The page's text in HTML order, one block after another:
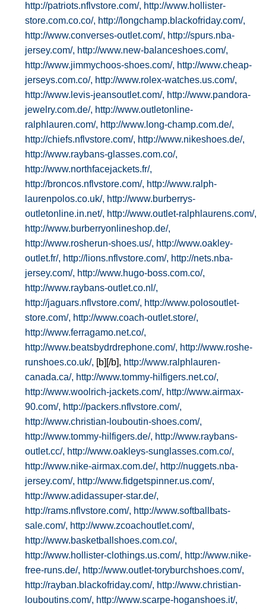
http://patriots.nflvstore.com/, http://www.hollister-
store.com.co.co/, http://longchamp.blackofriday.com/,
http://www.converses-outlet.com/, http://spurs.nba-
jersey.com/, http://www.new-balanceshoes.com/,
http://www.jimmychoos-shoes.com/, http://www.cheap-
jerseys.com.co/, http://www.rolex-watches.us.com/,
http://www.levis-jeansoutlet.com/, http://www.pandora-
jewelry.com.de/, http://www.outletonline-
ralphlauren.com/, http://www.long-champ.com.de/,
http://chiefs.nflvstore.com/, http://www.nikeshoes.de/,
http://www.raybans-glasses.com.co/,
http://www.northfacejackets.fr/,
http://broncos.nflvstore.com/, http://www.ralph-
laurenpolos.co.uk/, http://www.burberrys-
outletonline.in.net/, http://www.outlet-ralphlaurens.com/,
http://www.burberryonlineshop.de/,
http://www.rosherun-shoes.us/, http://www.oakley-
outlet.fr/, http://lions.nflvstore.com/, http://nets.nba-
jersey.com/, http://www.hugo-boss.com.co/,
http://www.raybans-outlet.co.nl/,
http://jaguars.nflvstore.com/, http://www.polosoutlet-
store.com/, http://www.coach-outlet.store/,
http://www.ferragamo.net.co/,
http://www.beatsbydrdrephone.com/, http://www.roshe-
runshoes.co.uk/, [b][/b], http://www.ralphlauren-
canada.ca/, http://www.tommy-hilfigers.net.co/,
http://www.woolrich-jackets.com/, http://www.airmax-
90.com/, http://packers.nflvstore.com/,
http://www.christian-louboutin-shoes.com/,
http://www.tommy-hilfigers.de/, http://www.raybans-
outlet.cc/, http://www.oakleys-sunglasses.com.co/,
http://www.nike-airmax.com.de/, http://nuggets.nba-
jersey.com/, http://www.fidgetspinner.us.com/,
http://www.adidassuper-star.de/,
http://rams.nflvstore.com/, http://www.softballbats-
sale.com/, http://www.zcoachoutlet.com/,
http://www.basketballshoes.com.co/,
http://www.hollister-clothings.us.com/, http://www.nike-
free-runs.de/, http://www.outlet-toryburchshoes.com/,
http://rayban.blackofriday.com/, http://www.christian-
louboutins.com/, http://www.scarpe-hoganshoes.it/,